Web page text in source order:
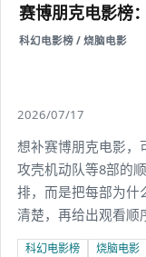
赛博朋克电影榜
科幻电影榜 / 烧脑电影
2026/07/17
想补赛博朋克电影，
攻壳机动队等8部的
排，而是把每部为什
清楚，再给出观看顺
科幻电影榜 烧脑电影